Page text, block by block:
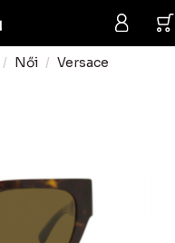
Női
Versace